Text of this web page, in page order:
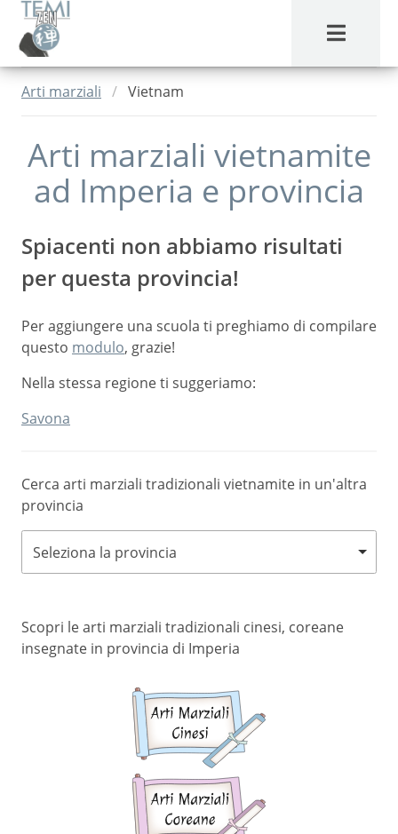
MENU
Arti marziali Vietnam
Arti marziali vietnamite
ad Imperia e provincia
Spiacenti non abbiamo risultati
per questa provincia!
Per aggiungere una scuola ti preghiamo di compilare
questo modulo, grazie!
Nella stessa regione ti suggeriamo:
Savona
Cerca arti marziali tradizionali vietnamite in un'altra
provincia
Seleziona la provincia
Scopri le arti marziali tradizionali cinesi, coreane
insegnate in provincia di Imperia
marziali
marziali